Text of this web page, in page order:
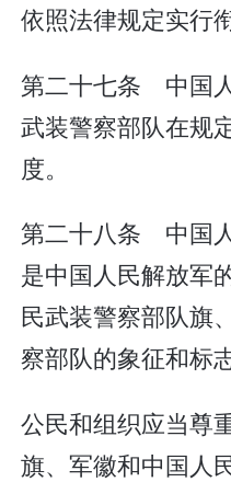
依照法律规定实行
第二十七条 中国
武装警察部队在规
度。
第二十八条 中国
是中国人民解放军
民武装警察部队旗
察部队的象征和标志
公民和组织应当尊
旗、军徽和中国人